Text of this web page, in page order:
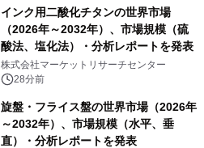
インク用二酸化チタンの世界市場
（2026年～2032年）、市場規模（硫
酸法、塩化法）・分析レポートを発表
株式会社マーケットリサーチセンター
28分前
旋盤・フライス盤の世界市場（2026年
～2032年）、市場規模（水平、垂
直）・分析レポートを発表